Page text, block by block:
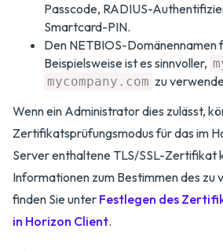
Passcode, RADIUS-
Smartcard-PIN.
Den NETBIOS-Domänennamen
Beispielsweise ist es sinnvoller,
mycompany.com zu
Wenn ein Administrator dies zulässt,
Zertifikatsprüfungsmodus für das im
Server enthaltene TLS/SSL-Zertifikat
Informationen zum Bestimmen des zu
finden Sie unter Festlegen des
in Horizon Client.